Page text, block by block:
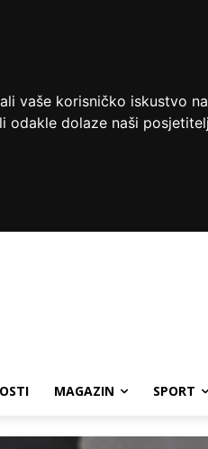
vaše korisničko iskustvo
odakle dolaze naši
MAGAZIN SPORT